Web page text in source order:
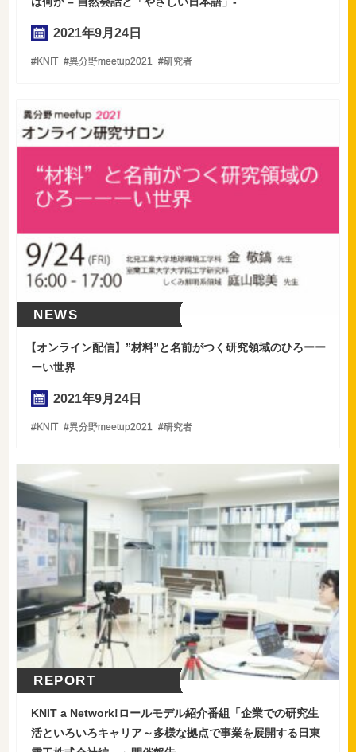
2021年9月 24日
KNIT 異分野meetup2021 研究者
NEWS
【オンライン配信】”材料”と名前がつく研究領域のひろーー
ーい世界
2021年9月 24日
KNIT 異分野meetup2021 研究者
REPORT
KNIT a Network!ロールモデル紹介番組「企業での研究生
活といろいろキャリア～多様な拠点で事業を展開する日東